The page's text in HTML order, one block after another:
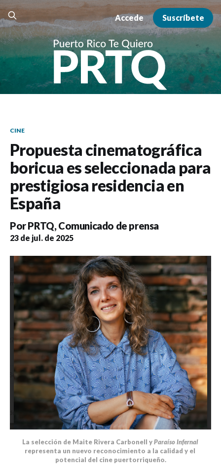
Accede Suscríbete
CINE
Propuesta cinematográfica
boricua es seleccionada para
prestigiosa residencia en
España
PorPRTQ,Comunicado de prensa
23 de jul. de 2025
La selección de Maite Rivera Carbonell y Paraíso Infernal
representa un nuevo reconocimiento a la calidad y el
potencial del cine puertorriqueño.